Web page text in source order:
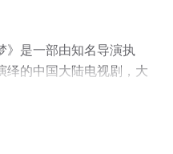
》是一部由知名导演执
绎的中国大陆电视剧，大
手机免费观看高清未删减
电视剧、电视猫或剧情